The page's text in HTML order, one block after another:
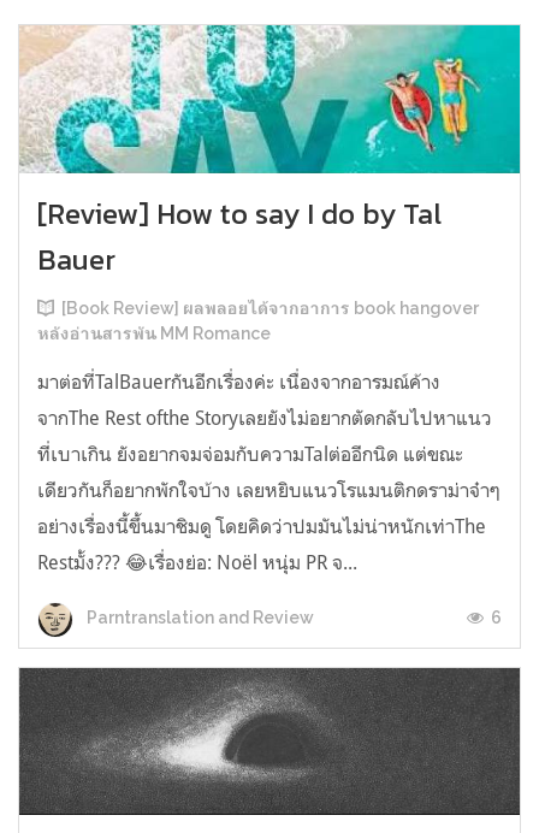
[Review] How to say I do by Tal
Bauer
[Book Review] ผลพลอยได้จากอาการ book hangover
หลังอ่านสารพัน MM Romance
มาต่อที่TalBauerกันอีกเรื่องค่ะ เนื่องจากอารมณ์ค้าง
จากThe Rest ofthe Storyเลยยังไม่อยากตัดกลับไปหาแนว
ที่เบาเกิน ยังอยากจมจ่อมกับความTalต่ออีกนิด แต่ขณะ
เดียวกันก็อยากพักใจบ้าง เลยหยิบแนวโรแมนติกดราม่าจ๋าๆ
อย่างเรื่องนี้ขึ้นมาชิมดู โดยคิดว่าปมมันไม่น่าหนักเท่าThe
Restมั้ง??? 😂เรื่องย่อ: Noël หนุ่ม PR จ...
Parntranslation and Review 6